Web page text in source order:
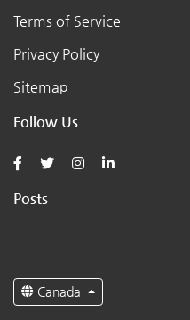
Terms of Service
Privacy Policy
Sitemap
Follow Us
Posts
Canada